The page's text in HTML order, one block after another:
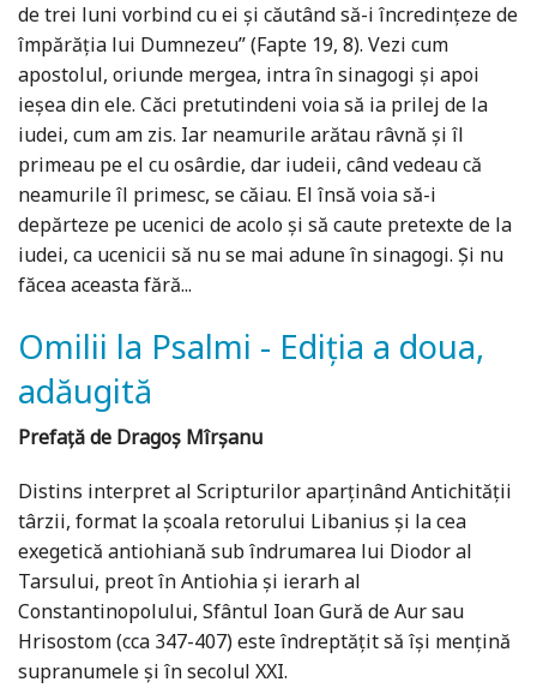
de trei luni vorbind cu ei și căutând să-i încredințeze de
împărăția lui Dumnezeu” (Fapte 19, 8). Vezi cum
apostolul, oriunde mergea, intra în sinagogi și apoi
ieșea din ele. Căci pretutindeni voia să ia prilej de la
iudei, cum am zis. Iar neamurile arătau râvnă și îl
primeau pe el cu osârdie, dar iudeii, când vedeau că
neamurile îl primesc, se căiau. El însă voia să-i
depărteze pe ucenici de acolo și să caute pretexte de la
iudei, ca ucenicii să nu se mai adune în sinagogi. Și nu
făcea aceasta fără...
Omilii la Psalmi - Ediția a doua,
adăugită
Prefață de Dragoș Mîrșanu
Distins interpret al Scripturilor aparținând Antichității
târzii, format la școala retorului Libanius și la cea
exegetică antiohiană sub îndrumarea lui Diodor al
Tarsului, preot în Antiohia și ierarh al
Constantinopolului, Sfântul Ioan Gură de Aur sau
Hrisostom (cca 347-407) este îndreptățit să își mențină
supranumele și în secolul XXI.